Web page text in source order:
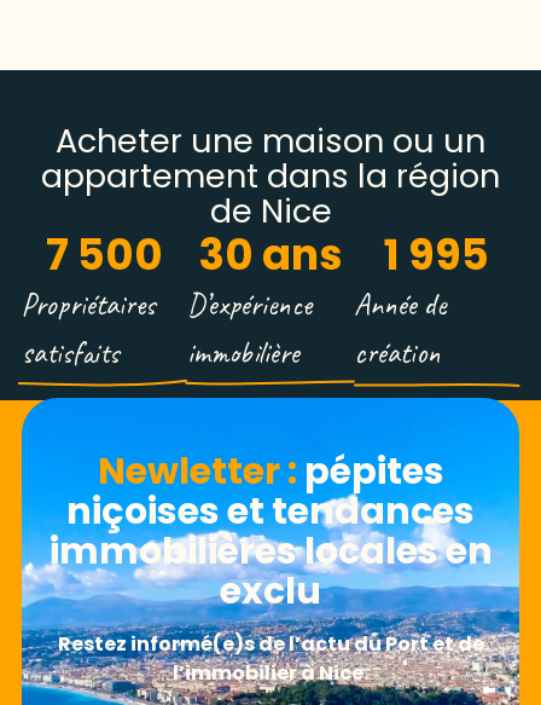
Acheter une maison ou un
appartement dans la région
de Nice
Propriétaires
satisfaits
7 500
D’expérience
immobilière
30 ans
Année de
création
1 995
Newletter​ : pépites
niçoises et tendances
immobilières locales en
exclu